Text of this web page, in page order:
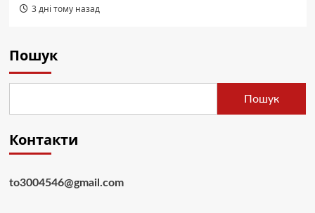
3 дні тому назад
Пошук
Пошук
Контакти
to3004546@gmail.com